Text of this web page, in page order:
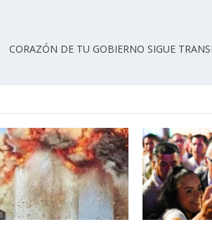
CORAZÓN DE TU GOBIERNO SIGUE